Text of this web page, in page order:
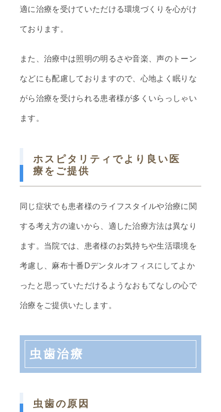
適に治療を受けていただける環境づくりを心がけ
ております。
また、治療中は照明の明るさや音楽、声のトーン
などにも配慮しておりますので、心地よく眠りな
がら治療を受けられる患者様が多くいらっしゃい
ます。
ホスピタリティでより良い医
療をご提供
同じ症状でも患者様のライフスタイルや治療に関
する考え方の違いから、適した治療方法は異なり
ます。当院では、患者様のお気持ちや生活環境を
考慮し、麻布十番Dデンタルオフィスにしてよか
ったと思っていただけるようなおもてなしの心で
治療をご提供いたします。
虫歯治療
虫歯の原因